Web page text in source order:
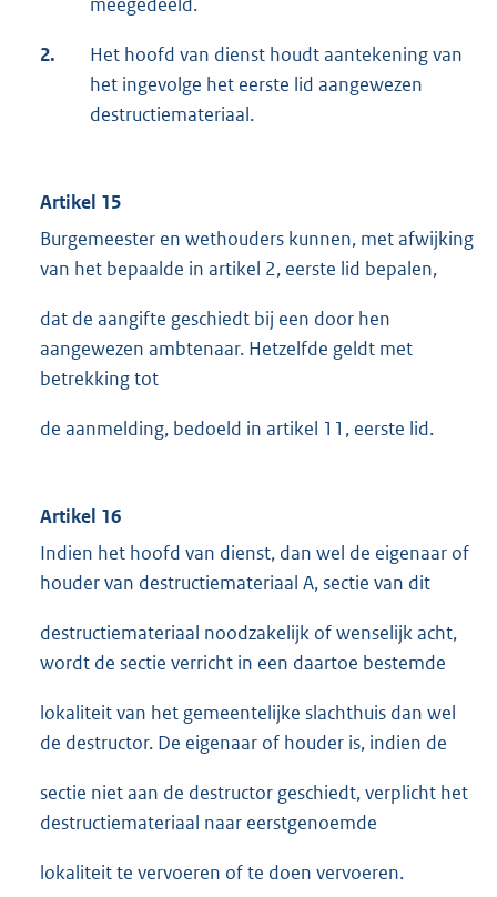
2.
Het hoofd van dienst houdt aantekening van
het ingevolge het eerste lid aangewezen
destructiemateriaal.
Artikel 15
Burgemeester en wethouders kunnen, met afwijking
van het bepaalde in artikel 2, eerste lid bepalen,
dat de aangifte geschiedt bij een door hen
aangewezen ambtenaar. Hetzelfde geldt met
betrekking tot
de aanmelding, bedoeld in artikel 11, eerste lid.
Artikel 16
Indien het hoofd van dienst, dan wel de eigenaar of
houder van destructiemateriaal A, sectie van dit
destructiemateriaal noodzakelijk of wenselijk acht,
wordt de sectie verricht in een daartoe bestemde
lokaliteit van het gemeentelijke slachthuis dan wel
de destructor. De eigenaar of houder is, indien de
sectie niet aan de destructor geschiedt, verplicht het
destructiemateriaal naar eerstgenoemde
lokaliteit te vervoeren of te doen vervoeren.